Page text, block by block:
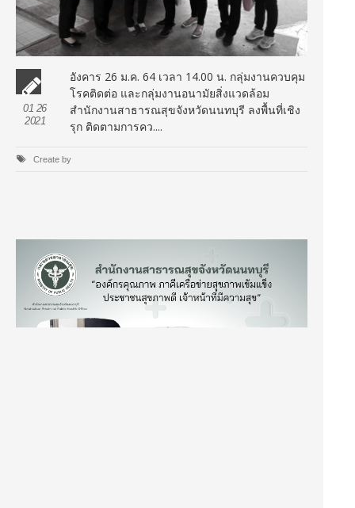
01 26
2021
อังคาร 26 ม.ค. 64 เวลา 14.00 น. กลุ่มงานควบคุม
โรคติดต่อ และกลุ่มงานอนามัยสิ่งแวดล้อม
สำนักงานสาธารณสุขจังหวัดนนทบุรี ลงพื้นที่เชิง
รุก ติดตามการคว....
Create by